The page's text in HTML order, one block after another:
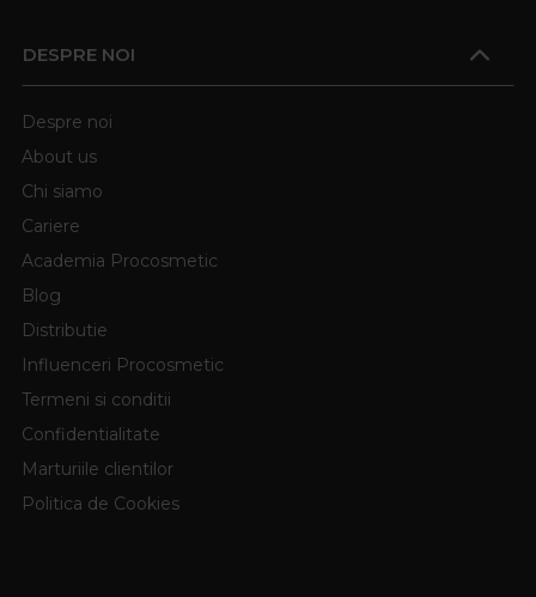
DESPRE NOI
Despre noi
About us
Chi siamo
Cariere
Academia Procosmetic
Blog
Distributie
Influenceri Procosmetic
Termeni si conditii
Confidentialitate
Marturiile clientilor
Politica de Cookies